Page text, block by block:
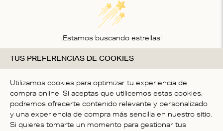
¡Estamos buscando estrellas!
Compártenos tu opinión
SÉ LA PRIMER PERSONA EN
ESCRIBIR UNA OPINIÓN
TUS PREFERENCIAS DE COOKIES
Utilizamos cookies para optimizar tu experiencia de
compra online. Si aceptas que utilicemos estas cookies,
podremos ofrecerte contenido relevante y personalizado
y una experiencia de compra más sencilla en nuestro sitio.
Si quieres tomarte un momento para gestionar tus